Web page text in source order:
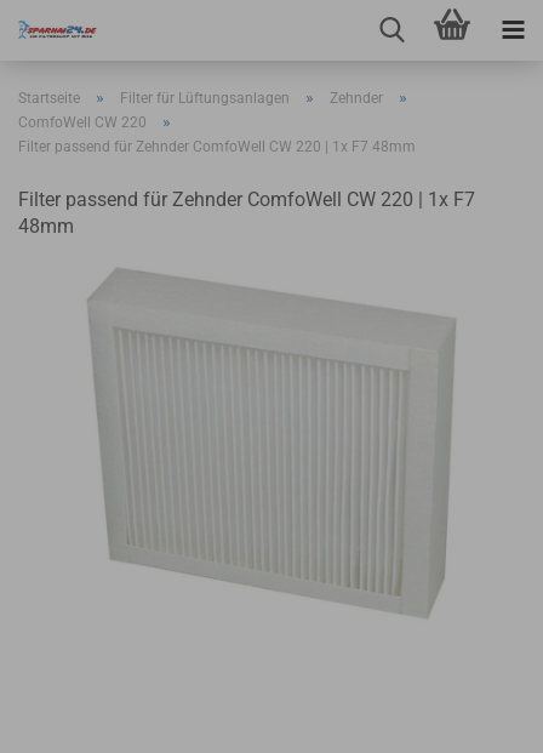
Startseite » Filter für Lüftungsanlagen » Zehnder »
ComfoWell CW 220 »
Filter passend für Zehnder ComfoWell CW 220 | 1x F7 48mm
Filter passend für Zehnder ComfoWell CW 220 | 1x F7
48mm